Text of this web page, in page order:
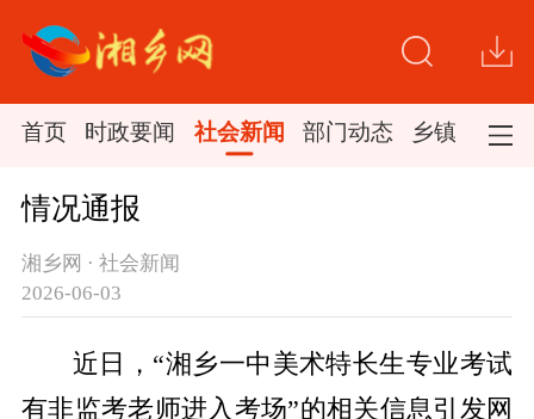
首页 时政要闻 社会新闻 部门动态 乡镇新闻
情况通报
湘乡网 · 社会新闻
2026-06-03
近日，“湘乡一中美术特长生专业考试
有非监考老师进入考场”的相关信息引发网